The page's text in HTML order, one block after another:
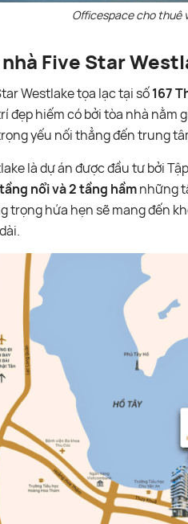
Officespace cho thuê
Five Star
Westlake tọa lạc tại số167
đẹp hiếm có bởi tòa nhà nằm
yếu nối thẳng đến trung
là dự án được đầu tư bởi
nổi và 2 tầng hầmnhững
trọng hứa hẹn sẽ mang đến